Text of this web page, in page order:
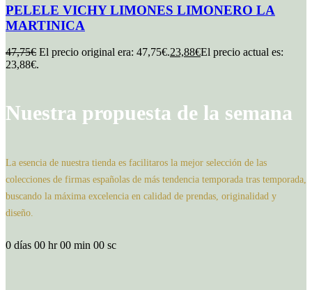
PELELE VICHY LIMONES LIMONERO LA
MARTINICA
47,75€ El precio original era: 47,75€.23,88€El precio actual es:
23,88€.
Nuestra propuesta de la semana
La esencia de nuestra tienda es facilitaros la mejor selección de las
colecciones de firmas españolas de más tendencia temporada tras temporada,
buscando la máxima excelencia en calidad de prendas, originalidad y
diseño.
0 días 00 hr00 min 00 sc